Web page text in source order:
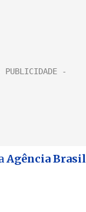
Agência Brasil